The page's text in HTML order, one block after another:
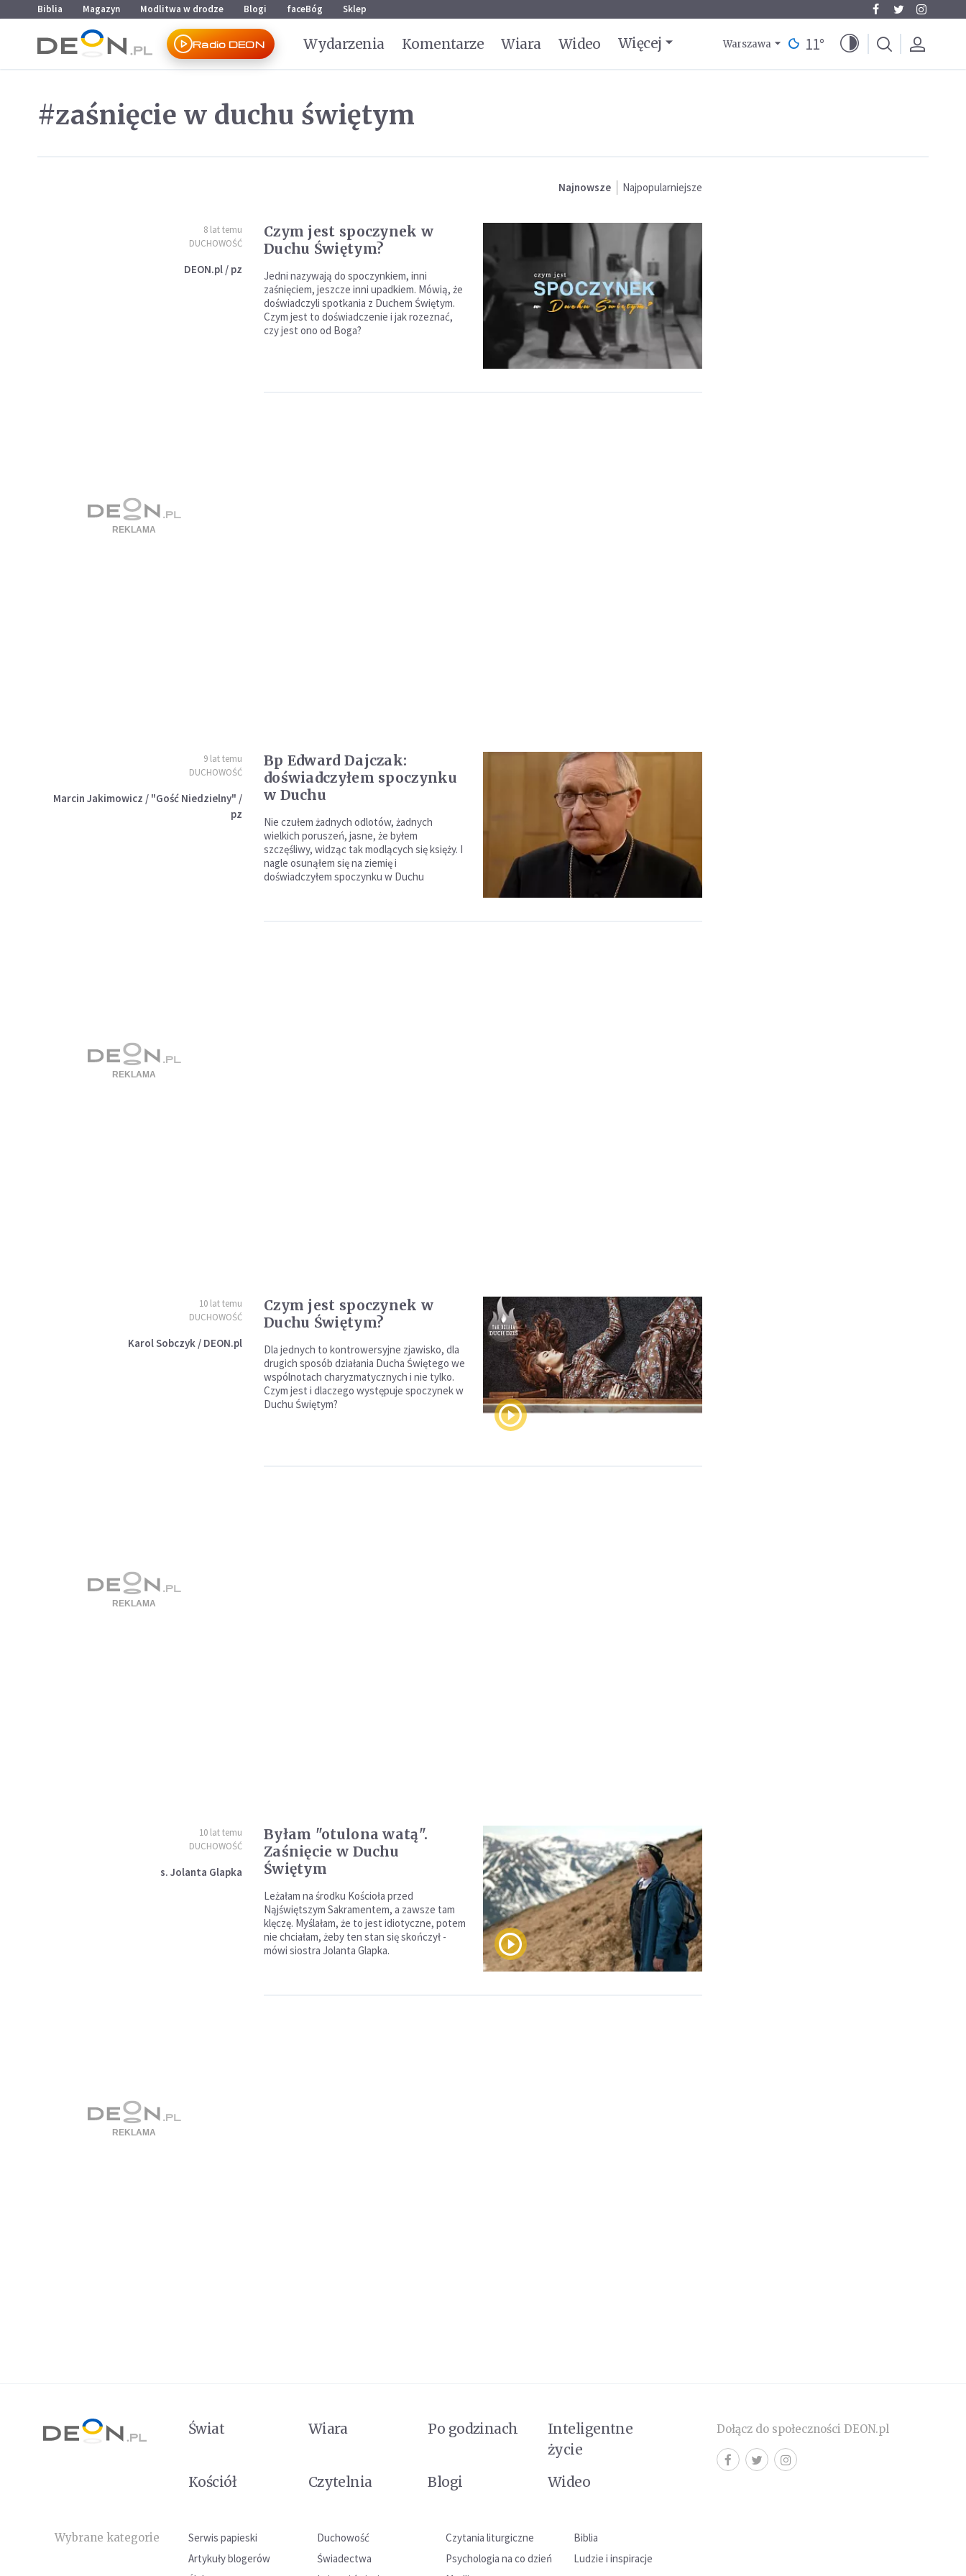
Przejdź do menu głównego
Przejdź do treści
Biblia Magazyn Modlitwa w drodze Blogi faceBóg Sklep
Radio DEON Wydarzenia Komentarze Wiara Wideo Więcej Warszawa 11°
#zaśnięcie w duchu świętym
Najnowsze Najpopularniejsze
8 lat temu
DUCHOWOŚĆ
DEON.pl / pz
Czym jest spoczynek w
Duchu Świętym?
Jedni nazywają do spoczynkiem, inni
zaśnięciem, jeszcze inni upadkiem. Mówią, że
doświadczyli spotkania z Duchem Świętym.
Czym jest to doświadczenie i jak rozeznać,
czy jest ono od Boga?
9 lat temu
DUCHOWOŚĆ
Marcin Jakimowicz / "Gość Niedzielny" /
pz
Bp Edward Dajczak:
doświadczyłem spoczynku
w Duchu
Nie czułem żadnych odlotów, żadnych
wielkich poruszeń, jasne, że byłem
szczęśliwy, widząc tak modlących się księży. I
nagle osunąłem się na ziemię i
doświadczyłem spoczynku w Duchu
10 lat temu
DUCHOWOŚĆ
Karol Sobczyk / DEON.pl
Czym jest spoczynek w
Duchu Świętym?
Dla jednych to kontrowersyjne zjawisko, dla
drugich sposób działania Ducha Świętego we
wspólnotach charyzmatycznych i nie tylko.
Czym jest i dlaczego występuje spoczynek w
Duchu Świętym?
10 lat temu
DUCHOWOŚĆ
s. Jolanta Glapka
Byłam "otulona watą".
Zaśnięcie w Duchu
Świętym
Leżałam na środku Kościoła przed
Nąjświętszym Sakramentem, a zawsze tam
klęczę. Myślałam, że to jest idiotyczne, potem
nie chciałam, żeby ten stan się skończył -
mówi siostra Jolanta Glapka.
Świat Wiara Po godzinach
Inteligentne
życie
Kościół
Czytelnia Blogi Wideo
Wybrane kategorie Serwis papieski Duchowość Czytania liturgiczne
Biblia
Artykuły blogerów
Świadectwa Psychologia na co dzień
Ludzie i inspiracje
Dołącz do społeczności DEON.pl